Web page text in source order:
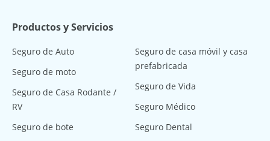
Productos y Servicios
Seguro de Auto
Seguro de moto
Seguro de Casa Rodante /
RV
Seguro de bote
Seguro de casa móvil y casa
prefabricada
Seguro de Vida
Seguro Médico
Seguro Dental